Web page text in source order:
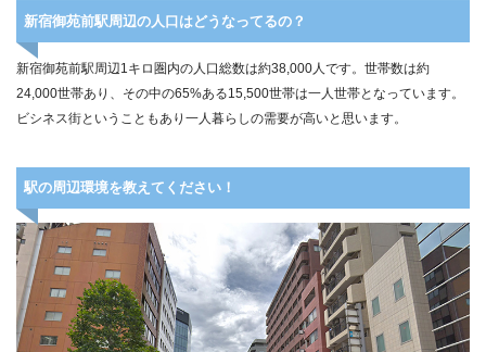
新宿御苑前駅周辺の人口はどうなってるの？
新宿御苑前駅周辺1キロ圏内の人口総数は約38,000人です。世帯数は約
24,000世帯あり、その中の65%ある15,500世帯は一人世帯となっています。
ビシネス街ということもあり一人暮らしの需要が高いと思います。
駅の周辺環境を教えてください！